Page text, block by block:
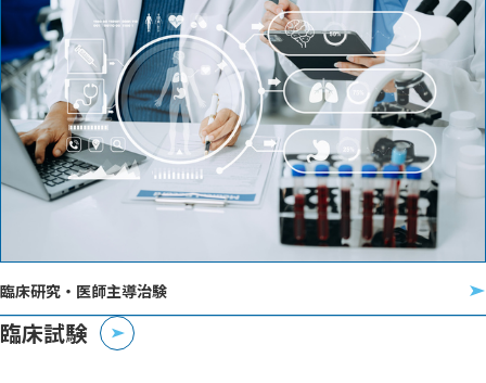
臨床研究・医師主導治験
臨床試験